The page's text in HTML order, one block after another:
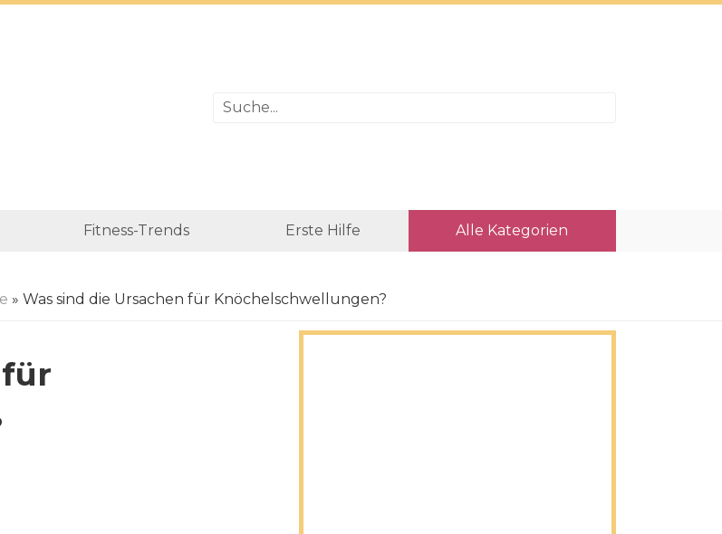
Fitness-Trends Erste Hilfe Alle Kategorien
» Was sind die Ursachen für Knöchelschwellungen?